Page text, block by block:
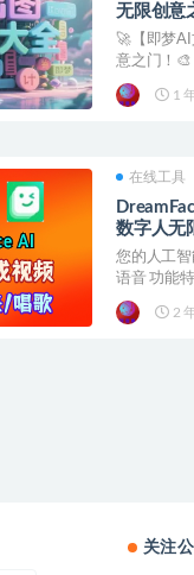
无限创意
🚀【即梦
意之门！🎨
1
在线工具
数字人无
您的人工
语音 功能
2
关注